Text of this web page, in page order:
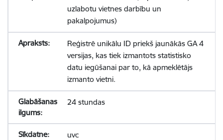
uzlabotu vietnes darbību un
pakalpojumus)
Reģistrē unikālu ID priekš jaunākās GA 4
versijas, kas tiek izmantots statistisko
datu iegūšanai par to, kā apmeklētājs
izmanto vietni.
24 stundas
uvc